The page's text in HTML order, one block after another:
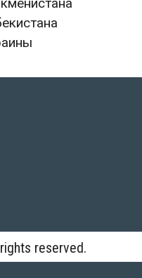
reserved.